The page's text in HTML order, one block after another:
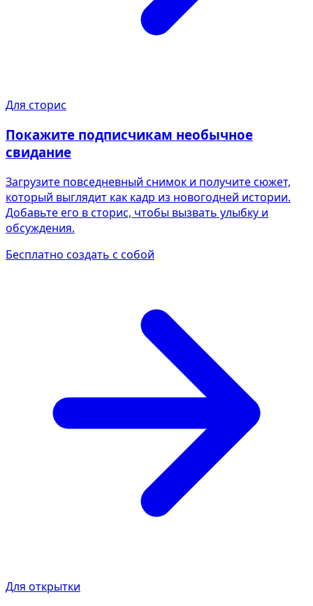
Для сторис
Покажите подписчикам необычное
свидание
Загрузите повседневный снимок и получите сюжет,
который выглядит как кадр из новогодней истории.
Добавьте его в сторис, чтобы вызвать улыбку и
обсуждения.
Бесплатно создать с собой
Для открытки